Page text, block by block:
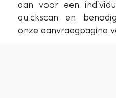
aan voor een
quickscan en
onze aanvraagpagina